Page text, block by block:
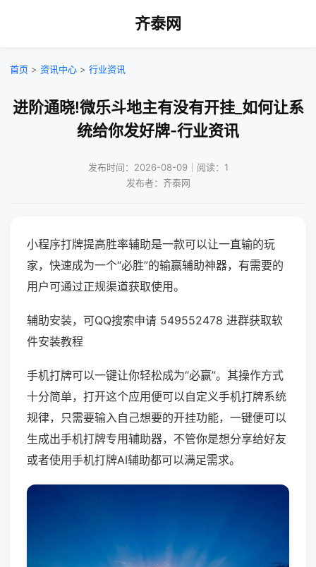
齐泰网
首页 > 资讯中心 > 行业资讯
进阶通晓!微乐斗地主有没有开挂_如何让系
统给你发好牌-行业资讯
发布时间：2026-08-09｜阅读：1
发布者：齐泰网
小程序打牌提高胜率辅助是一款可以让一直输的玩
家，快速成为一个“必胜”的输赢辅助神器，有需要的
用户可通过正规渠道获取使用。
辅助安装，可QQ搜索申请 549552478 进群获取软
件安装教程
手机打牌可以一键让你轻松成为“必赢”。其操作方式
十分简单，打开这个应用便可以自定义手机打牌系统
规律，只需要输入自己想要的开挂功能，一键便可以
生成出手机打牌专用辅助器，不管你是想分享给好友
或者使用手机打牌AI辅助都可以满足需求。